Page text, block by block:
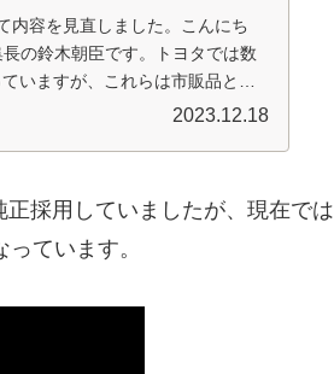
容を見直しました。こんにち
の鈴木朝臣です。トヨタでは数
いますが、これらは市販品と比
2023.12.18
採用していましたが、現在では
ています。